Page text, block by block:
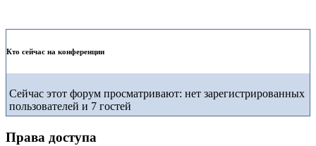
Кто сейчас на конференции
Сейчас этот форум просматривают: нет зарегистрированных
пользователей и 7 гостей
Права доступа